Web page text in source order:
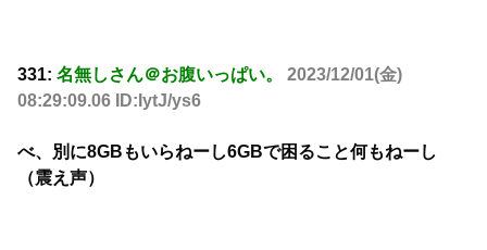
331: 名無しさん＠お腹いっぱい。
2023/12/01(金)
08:29:09.06 ID:IytJ/ys6
べ、別に8GBもいらねーし6GBで困ること何もねーし
（震え声）